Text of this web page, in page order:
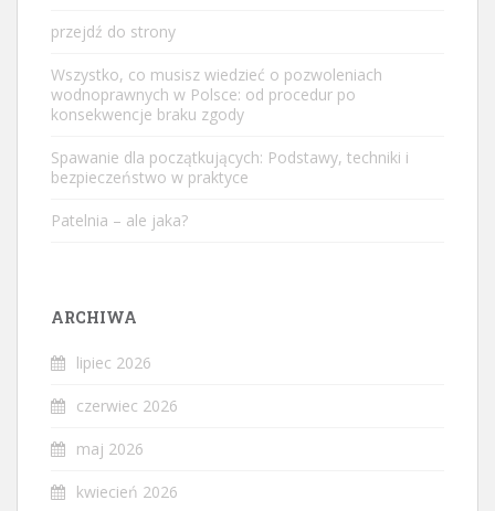
przejdź do strony
Wszystko, co musisz wiedzieć o pozwoleniach
wodnoprawnych w Polsce: od procedur po
konsekwencje braku zgody
Spawanie dla początkujących: Podstawy, techniki i
bezpieczeństwo w praktyce
Patelnia – ale jaka?
ARCHIWA
lipiec 2026
czerwiec 2026
maj 2026
kwiecień 2026